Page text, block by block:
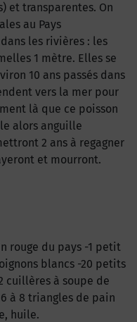
et transparentes. On
au Pays
les rivières : les
1 mètre. Elles se
10 ans passés dans
vers la mer pour
là que ce poisson
alors anguille
2 ans à regagner
et mourront.
rouge du pays -1 petit
blancs -20 petits
cuillères à soupe de
à 8 triangles de pain
huile.